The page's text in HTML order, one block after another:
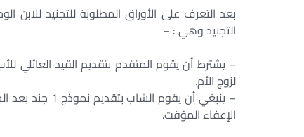
التجنيد وهي : –
– يشترط أن يقوم المتقدم بتقديم القيد العائلي
لزوج الأم.
– ينبغي أن
الإعفاء المؤقت.